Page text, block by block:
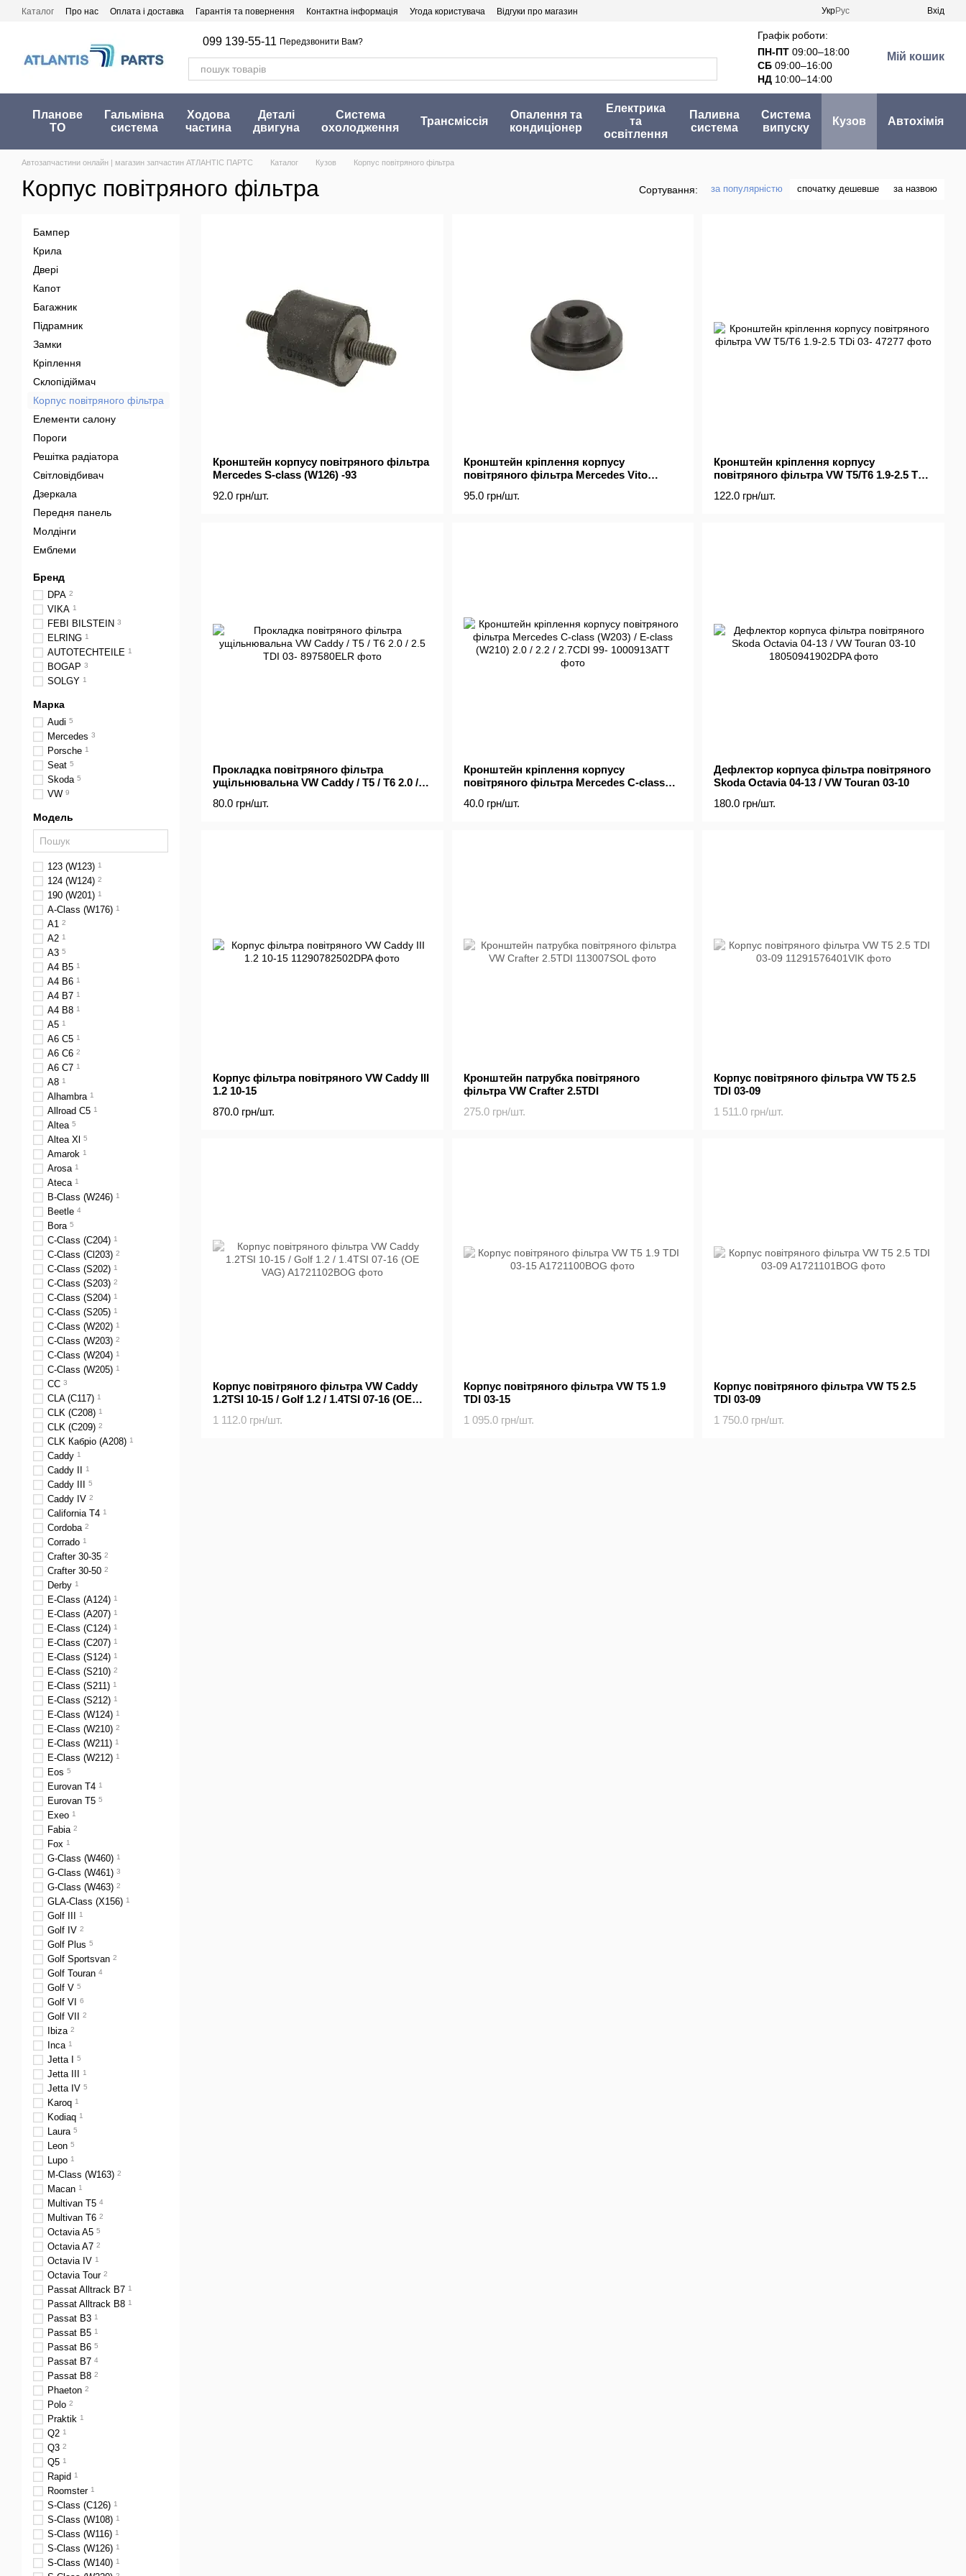
Перейти до основного контенту
Каталог Про нас Оплата і доставка Гарантія та повернення Контактна інформація Угода користувача Відгуки про магазин УкрРус Вхід
099 139-55-11 Передзвонити Вам?
Графік роботи:
ПН-ПТ 09:00–18:00
СБ 09:00–16:00
НД 10:00–14:00
Мій кошик
Планове
ТО
Гальмівна
система
Ходова
частина
Деталі
двигуна
Система
охолодження
Трансміссія
Опалення та
кондиціонер
Електрика
та
освітлення
Паливна
система
Система
випуску
Кузов Автохімія
Автозапчастини онлайн | магазин запчастин АТЛАНТІС ПАРТС Каталог Кузов Корпус повітряного фільтра
Корпус повітряного фільтра Сортування: за популярністю спочатку дешевше за назвою
Кронштейн корпусу повітряного фільтра
Mercedes S-class (W126) -93
92.0 грн/шт.
Кронштейн кріплення корпусу
повітряного фільтра Mercedes Vito
95.0 грн/шт.
Кронштейн кріплення корпусу
повітряного фільтра VW T5/T6 1.9-2.5 TDi
122.0 грн/шт.
Прокладка повітряного фільтра
ущільнювальна VW Caddy / T5 / T6 2.0 /
80.0 грн/шт.
Кронштейн кріплення корпусу
повітряного фільтра Mercedes C-class
40.0 грн/шт.
Дефлектор корпуса фільтра повітряного
Skoda Octavia 04-13 / VW Touran 03-10
180.0 грн/шт.
Корпус фільтра повітряного VW Caddy III
1.2 10-15
870.0 грн/шт.
Кронштейн патрубка повітряного
фільтра VW Crafter 2.5TDI
275.0 грн/шт.
Корпус повітряного фільтра VW T5 2.5
TDI 03-09
1 511.0 грн/шт.
Корпус повітряного фільтра VW Caddy
1.2TSI 10-15 / Golf 1.2 / 1.4TSI 07-16 (OE
1 112.0 грн/шт.
Корпус повітряного фільтра VW T5 1.9
TDI 03-15
1 095.0 грн/шт.
Корпус повітряного фільтра VW T5 2.5
TDI 03-09
1 750.0 грн/шт.
Бампер
Крила
Двері
Капот
Багажник
Підрамник
Замки
Кріплення
Склопідіймач
Корпус повітряного фільтра
Елементи салону
Пороги
Решітка радіатора
Світловідбивач
Дзеркала
Передня панель
Молдінги
Емблеми
Бренд
DPA 2
VIKA 1
FEBI BILSTEIN 3
ELRING 1
AUTOTECHTEILE 1
BOGAP 3
SOLGY 1
Марка
Audi 5
Mercedes 3
Porsche 1
Seat 5
Skoda 5
VW 9
Модель
123 (W123) 1
124 (W124) 2
190 (W201) 1
A-Class (W176) 1
A1 2
A2 1
A3 5
A4 B5 1
A4 B6 1
A4 B7 1
A4 B8 1
A5 1
A6 C5 1
A6 C6 2
A6 C7 1
A8 1
Alhambra 1
Allroad C5 1
Altea 5
Altea Xl 5
Amarok 1
Arosa 1
Ateca 1
B-Class (W246) 1
Beetle 4
Bora 5
C-Class (C204) 1
C-Class (Cl203) 2
C-Class (S202) 1
C-Class (S203) 2
C-Class (S204) 1
C-Class (S205) 1
C-Class (W202) 1
C-Class (W203) 2
C-Class (W204) 1
C-Class (W205) 1
CC 3
CLA (C117) 1
CLK (C208) 1
CLK (C209) 2
CLK Кабріо (A208) 1
Caddy 1
Caddy II 1
Caddy III 5
Caddy IV 2
California T4 1
Cordoba 2
Corrado 1
Crafter 30-35 2
Crafter 30-50 2
Derby 1
E-Class (A124) 1
E-Class (A207) 1
E-Class (C124) 1
E-Class (C207) 1
E-Class (S124) 1
E-Class (S210) 2
E-Class (S211) 1
E-Class (S212) 1
E-Class (W124) 1
E-Class (W210) 2
E-Class (W211) 1
E-Class (W212) 1
Eos 5
Eurovan T4 1
Eurovan T5 5
Exeo 1
Fabia 2
Fox 1
G-Class (W460) 1
G-Class (W461) 3
G-Class (W463) 2
GLA-Class (X156) 1
Golf III 1
Golf IV 2
Golf Plus 5
Golf Sportsvan 2
Golf Touran 4
Golf V 5
Golf VI 6
Golf VII 2
Ibiza 2
Inca 1
Jetta I 5
Jetta III 1
Jetta IV 5
Karoq 1
Kodiaq 1
Laura 5
Leon 5
Lupo 1
M-Class (W163) 2
Macan 1
Multivan T5 4
Multivan T6 2
Octavia A5 5
Octavia A7 2
Octavia IV 1
Octavia Tour 2
Passat Alltrack B7 1
Passat Alltrack B8 1
Passat B3 1
Passat B5 1
Passat B6 5
Passat B7 4
Passat B8 2
Phaeton 2
Polo 2
Praktik 1
Q2 1
Q3 2
Q5 1
Rapid 1
Roomster 1
S-Class (C126) 1
S-Class (W108) 1
S-Class (W116) 1
S-Class (W126) 1
S-Class (W140) 1